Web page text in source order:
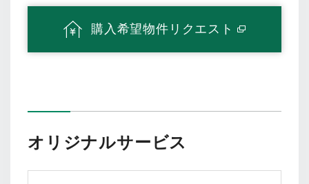
購入希望物件リクエスト
オリジナルサービス